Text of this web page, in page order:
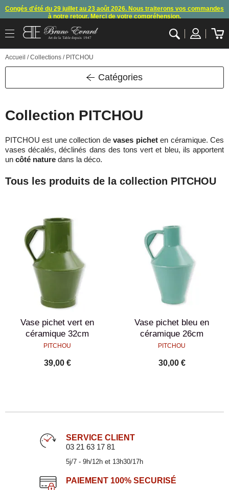
Congés d'été du 29 juillet au 23 août 2026. Nous traiterons vos commandes
à notre retour. Merci de votre compréhension.
Arret des commandes et expéditions. Nous vous donnons rendez-vous à
En raison d'un souci technique, le mode de règlement par carte bancaire et
paypal ne fonctionnent plus, merci de nous contacter ou attendre notre
appel pour les consignes.
Art de la Table depuis 1947
Accueil / Collections / PITCHOU
Catégories
Collection PITCHOU
PITCHOU est une collection devases picheten céramique. Ces
vases décalés, déclinés dans des tons vert et bleu, ils apportent
un côté nature dans la déco.
Tous les produits de la collection PITCHOU
Vase pichet vert en
céramique 32cm
PITCHOU
39,00 €
Vase pichet bleu en
céramique 26cm
PITCHOU
30,00 €
SERVICE CLIENT
03 21 63 17 81
5j/7 - 9h/12h et 13h30/17h
PAIEMENT 100% SECURISÉ